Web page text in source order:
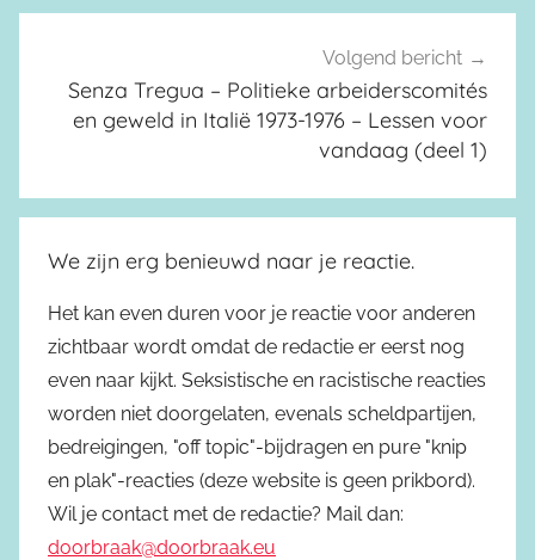
Volgend bericht
Senza Tregua – Politieke arbeiderscomités
en geweld in Italië 1973-1976 – Lessen voor
vandaag (deel 1)
We zijn erg benieuwd naar je reactie.
Het kan even duren voor je reactie voor anderen
zichtbaar wordt omdat de redactie er eerst nog
even naar kijkt. Seksistische en racistische reacties
worden niet doorgelaten, evenals scheldpartijen,
bedreigingen, "off topic"-bijdragen en pure "knip
en plak"-reacties (deze website is geen prikbord).
Wil je contact met de redactie? Mail dan:
doorbraak@doorbraak.eu